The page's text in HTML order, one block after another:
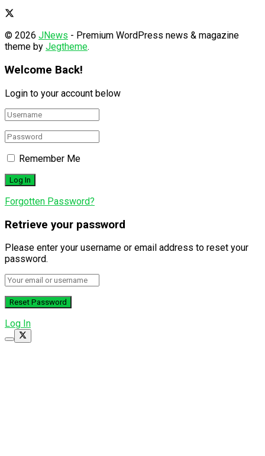
© 2026 JNews - Premium WordPress news & magazine
theme by Jegtheme.
Welcome Back!
Login to your account below
Remember Me
Forgotten Password?
Retrieve your password
Please enter your username or email address to reset your
password.
Log In